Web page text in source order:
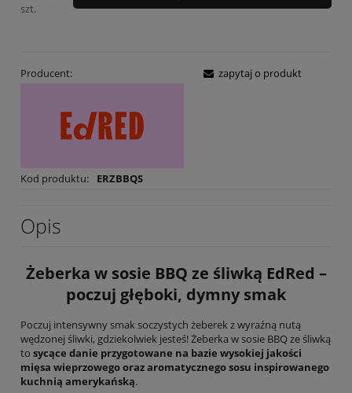
szt.
Producent:
Kod produktu: ERZBBQS
zapytaj o produkt
Opis
Żeberka w sosie BBQ ze śliwką EdRed –
poczuj głęboki, dymny smak
Poczuj intensywny smak soczystych żeberek z wyraźną nutą
wędzonej śliwki, gdziekolwiek jesteś! Żeberka w sosie BBQ ze śliwką
to sycące danie przygotowane na bazie wysokiej jakości
mięsa wieprzowego oraz aromatycznego sosu inspirowanego
kuchnią amerykańską.